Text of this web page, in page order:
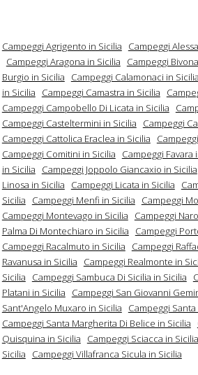
Campeggi Agrigento in Sicilia
Campeggi
Campeggi Aragona in Sicilia
Campeggi
Burgio in Sicilia
Campeggi Calamonaci in Sicilia
in Sicilia
Campeggi Camastra in Sicilia
Campeggi Campobello Di Licata in Sicilia
Campeggi Casteltermini in Sicilia
Campeggi
Campeggi Cattolica Eraclea in Sicilia
Campeggi Comitini in Sicilia
Campeggi Favara
in Sicilia
Campeggi Joppolo Giancaxio in Sicilia
Linosa in Sicilia
Campeggi Licata in Sicilia
Sicilia
Campeggi Menfi in Sicilia
Campeggi
Campeggi Montevago in Sicilia
Campeggi
Palma Di Montechiaro in Sicilia
Campeggi
Campeggi Racalmuto in Sicilia
Campeggi
Ravanusa in Sicilia
Campeggi Realmonte in
Sicilia
Campeggi Sambuca Di Sicilia in Sicilia
Platani in Sicilia
Campeggi San Giovanni
Sant'Angelo Muxaro in Sicilia
Campeggi
Campeggi Santa Margherita Di Belice in Sicilia
Quisquina in Sicilia
Campeggi Sciacca in Sicilia
Sicilia
Campeggi Villafranca Sicula in Sicilia